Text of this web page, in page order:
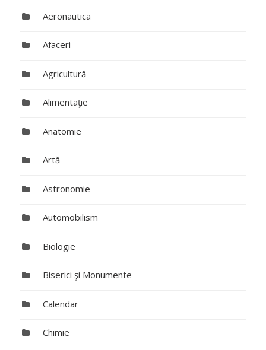
Aeronautica
Afaceri
Agricultură
Alimentaţie
Anatomie
Artă
Astronomie
Automobilism
Biologie
Biserici şi Monumente
Calendar
Chimie